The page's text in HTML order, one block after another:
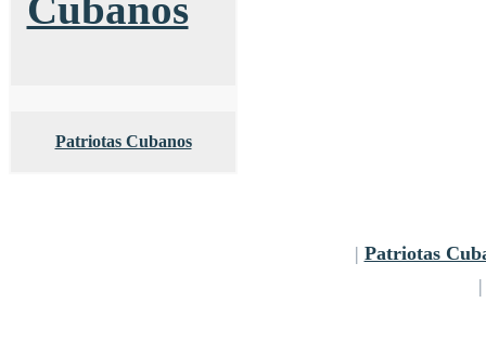
Cubanos
Patriotas Cubanos
| Patriotas